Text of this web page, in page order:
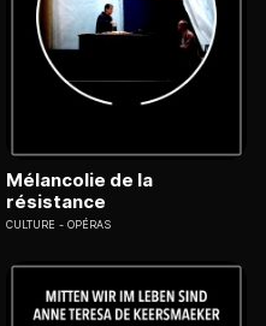
Mélancolie de la
résistance
CULTURE OPÉRAS